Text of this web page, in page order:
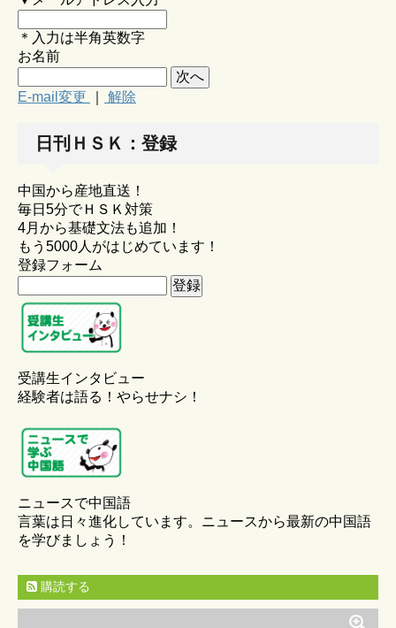
＊入力は半角英数字
お名前
E-mail変更 解除
日刊ＨＳＫ：登録
中国から産地直送！
毎日5分でＨＳＫ対策
4月から基礎文法も追加！
もう5000人がはじめています！
登録フォーム
受講生インタビュー
経験者は語る！やらせナシ！
ニュースで中国語
言葉は日々進化しています。ニュースから最新の中国語
を学びましょう！
購読する